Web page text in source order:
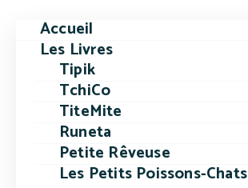
Accueil
Les Livres
Tipik
TchiCo
TiteMite
Runeta
Petite Rêveuse
Les Petits Poissons-Chats